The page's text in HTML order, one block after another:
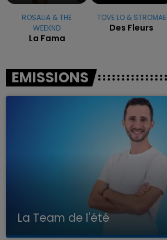
ROSALIA & THE
WEEKND
La Fama
TOVE LO & STROMAE
Des Fleurs
EMISSIONS
La Team de l'été
Avec Kenny